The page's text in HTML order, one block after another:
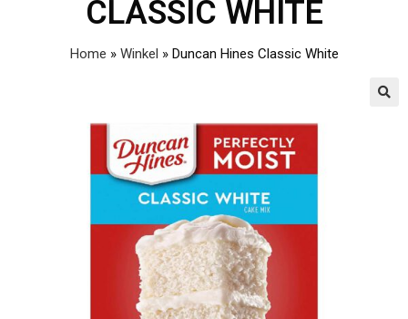
CLASSIC WHITE
Home » Winkel » Duncan Hines Classic White